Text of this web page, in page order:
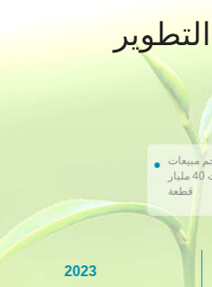
2023
مبيعات
النهايات 40 مليار
قطعة